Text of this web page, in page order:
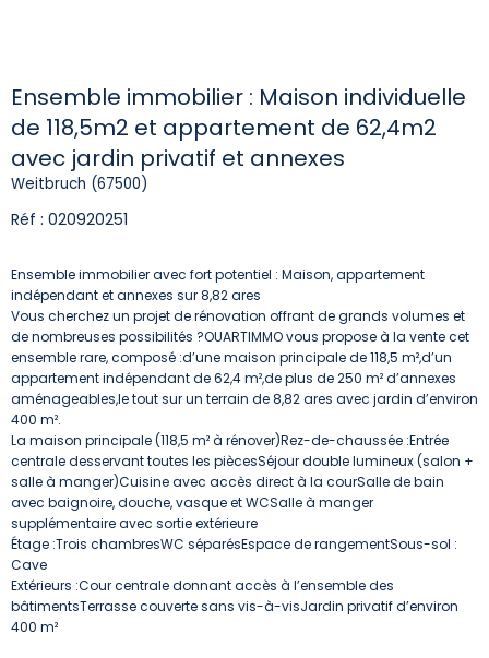
Ensemble immobilier : Maison individuelle
de 118,5m2 et appartement de 62,4m2
avec jardin privatif et annexes
Weitbruch (67500)
Réf : 020920251
Ensemble immobilier avec fort potentiel : Maison, appartement
indépendant et annexes sur 8,82 ares
Vous cherchez un projet de rénovation offrant de grands volumes et
de nombreuses possibilités ?OUARTIMMO vous propose à la vente cet
ensemble rare, composé :d’une maison principale de 118,5 m²,d’un
appartement indépendant de 62,4 m²,de plus de 250 m² d’annexes
aménageables,le tout sur un terrain de 8,82 ares avec jardin d’environ
400 m².
La maison principale (118,5 m² à rénover)Rez-de-chaussée :Entrée
centrale desservant toutes les piècesSéjour double lumineux (salon +
salle à manger)Cuisine avec accès direct à la courSalle de bain
avec baignoire, douche, vasque et WCSalle à manger
supplémentaire avec sortie extérieure
Étage :Trois chambresWC séparésEspace de rangementSous-sol :
Cave
Extérieurs :Cour centrale donnant accès à l’ensemble des
bâtimentsTerrasse couverte sans vis-à-visJardin privatif d’environ
400 m²